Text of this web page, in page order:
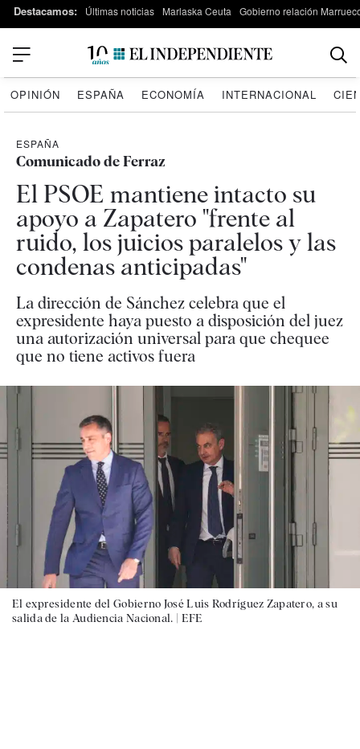
Destacamos: Últimas noticias Marlaska Ceuta Gobierno relación
OPINIÓN ESPAÑA ECONOMÍA INTERNACIONAL
ESPAÑA
Comunicado de Ferraz
El PSOE mantiene intacto su
apoyo a Zapatero "frente al
ruido, los juicios paralelos y las
condenas anticipadas"
La dirección de Sánchez celebra que el
expresidente haya puesto a disposición del juez
una autorización universal para que chequee
que no tiene activos fuera
El expresidente del Gobierno José Luis Rodríguez Zapatero, a su
salida de la Audiencia Nacional. | EFE